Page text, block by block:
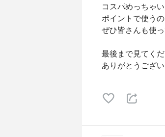
コスパめっちゃ
ポイントで使う
ぜひ皆さんも使
最後まで見てく
ありがとうござ